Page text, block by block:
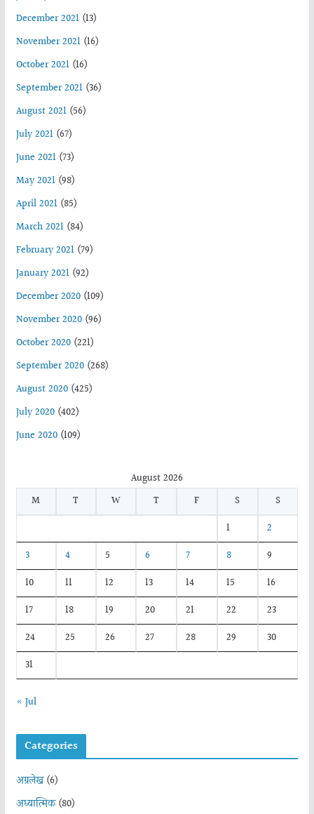
December 2021(13)
November 2021(16)
October 2021(16)
September 2021(36)
August 2021(56)
July 2021(67)
June 2021(73)
May 2021(98)
April 2021(85)
March 2021(84)
February 2021(79)
January 2021(92)
December 2020(109)
November 2020(96)
October 2020(221)
September 2020(268)
August 2020(425)
July 2020(402)
June 2020(109)
August 2026
M
T W T F S
S
1
2
3
4 5 6 7 8
9
10
11 12 13 14 15
16
17
18 19 20 21 22
23
24
25 26 27 28 29
30
31
« Jul
Categories
अग्रलेख(6)
अध्यात्मिक(80)